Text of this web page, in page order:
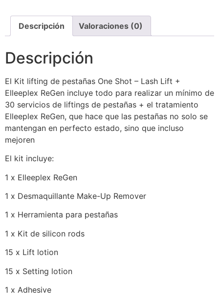
Descripción Valoraciones (0)
Descripción
El Kit lifting de pestañas One Shot – Lash Lift +
Elleeplex ReGen incluye todo para realizar un mínimo de
30 servicios de liftings de pestañas + el tratamiento
Elleeplex ReGen, que hace que las pestañas no solo se
mantengan en perfecto estado, sino que incluso
mejoren
El kit incluye:
1 x Elleeplex ReGen
1 x Desmaquillante Make-Up Remover
1 x Herramienta para pestañas
1 x Kit de silicon rods
15 x Lift lotion
15 x Setting lotion
1 x Adhesive